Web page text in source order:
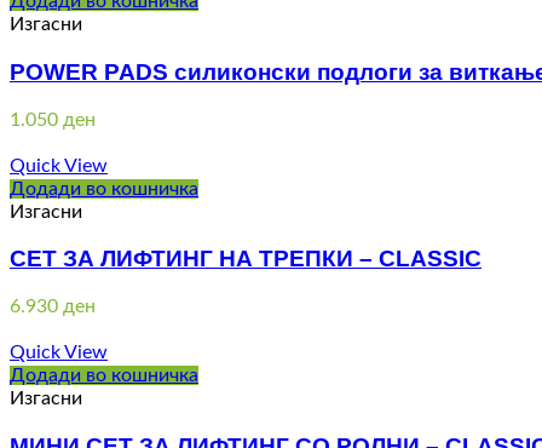
Изгасни
POWER PADS силиконски подлоги за
1.050 ден
Quick View
Додади во кошничка
Изгасни
СЕТ ЗА ЛИФТИНГ НА ТРЕПКИ – CLASSIC
6.930 ден
Quick View
Додади во кошничка
Изгасни